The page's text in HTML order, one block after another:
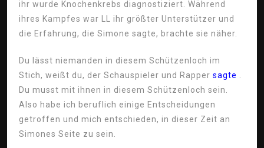
ihr wurde Knochenkrebs diagnostiziert. Während
ihres Kampfes war LL ihr größter Unterstützer und
die Erfahrung, die Simone sagte, brachte sie näher.
Du lässt niemanden in diesem Schützenloch im
Stich, weißt du, der Schauspieler und Rapper sagte
Du musst mit ihnen in diesem Schützenloch sein.
Also habe ich beruflich einige Entscheidungen
getroffen und mich entschieden, in dieser Zeit an
Simones Seite zu sein.